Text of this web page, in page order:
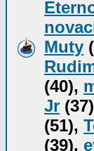
Muty
(40),
Jr
(51),
(39),